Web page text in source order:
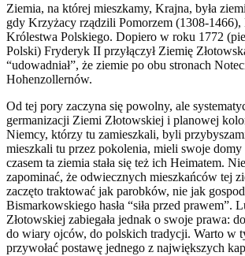
Ziemia, na której mieszkamy, Krajna, była
gdy Krzyżacy rządzili Pomorzem (1308-1466),
Królestwa Polskiego. Dopiero w roku 1772
Polski) Fryderyk II przyłączył Ziemię
“udowadniał”, że ziemie po obu stronach
Hohenzollernów.
Od tej pory zaczyna się powolny, ale
germanizacji Ziemi Złotowskiej i planowej
Niemcy, którzy tu zamieszkali, byli
mieszkali tu przez pokolenia, mieli swoje
czasem ta ziemia stała się też ich Heimatem.
zapominać, że odwiecznych mieszkańców tej
zaczęto traktować jak parobków, nie jak
Bismarkowskiego hasła “siła przed prawem”.
Złotowskiej zabiegała jednak o swoje prawa:
do wiary ojców, do polskich tradycji. Warto w
przywołać postawę jednego z największych